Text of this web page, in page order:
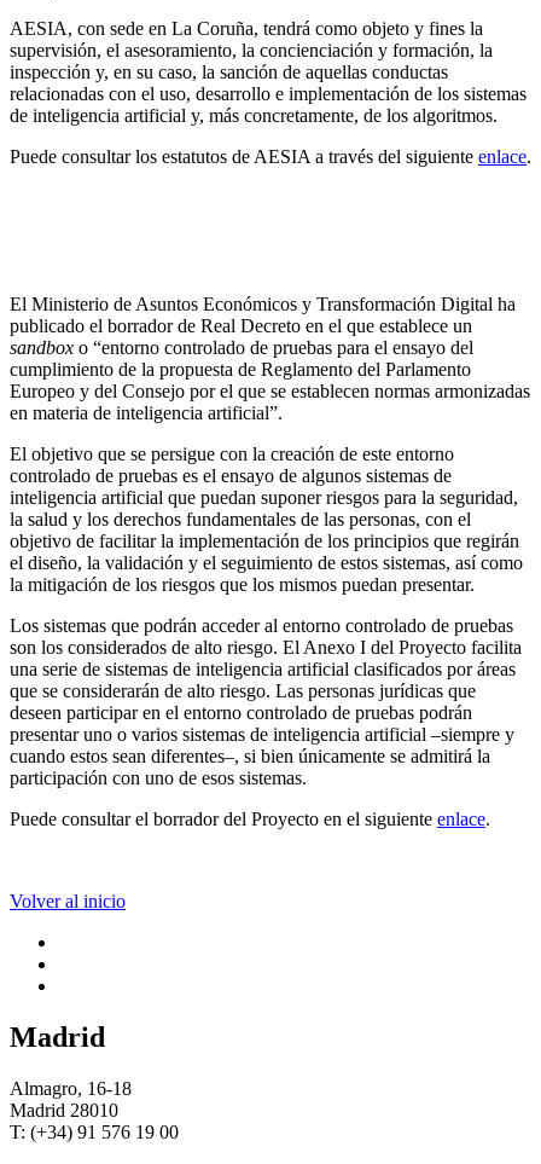
AESIA, con sede en La Coruña, tendrá como objeto y fines la
supervisión, el asesoramiento, la concienciación y formación, la
inspección y, en su caso, la sanción de aquellas conductas
relacionadas con el uso, desarrollo e implementación de los sistemas
de inteligencia artificial y, más concretamente, de los algoritmos.
Puede consultar los estatutos de AESIA a través del siguiente enlace.
El Ministerio de Asuntos Económicos y Transformación Digital ha
publicado el borrador de Real Decreto en el que establece un
sandbox o “entorno controlado de pruebas para el ensayo del
cumplimiento de la propuesta de Reglamento del Parlamento
Europeo y del Consejo por el que se establecen normas armonizadas
en materia de inteligencia artificial”.
El objetivo que se persigue con la creación de este entorno
controlado de pruebas es el ensayo de algunos sistemas de
inteligencia artificial que puedan suponer riesgos para la seguridad,
la salud y los derechos fundamentales de las personas, con el
objetivo de facilitar la implementación de los principios que regirán
el diseño, la validación y el seguimiento de estos sistemas, así como
la mitigación de los riesgos que los mismos puedan presentar.
Los sistemas que podrán acceder al entorno controlado de pruebas
son los considerados de alto riesgo. El Anexo I del Proyecto facilita
una serie de sistemas de inteligencia artificial clasificados por áreas
que se considerarán de alto riesgo. Las personas jurídicas que
deseen participar en el entorno controlado de pruebas podrán
presentar uno o varios sistemas de inteligencia artificial –siempre y
cuando estos sean diferentes–, si bien únicamente se admitirá la
participación con uno de esos sistemas.
Puede consultar el borrador del Proyecto en el siguiente enlace.
Volver al inicio
Madrid
Almagro, 16-18
Madrid 28010
T: (+34) 91 576 19 00